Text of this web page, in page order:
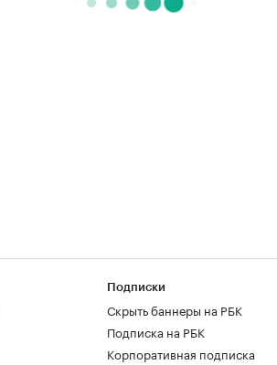
Подписки
Скрыть баннеры на РБК
Подписка на РБК
Корпоративная подписка